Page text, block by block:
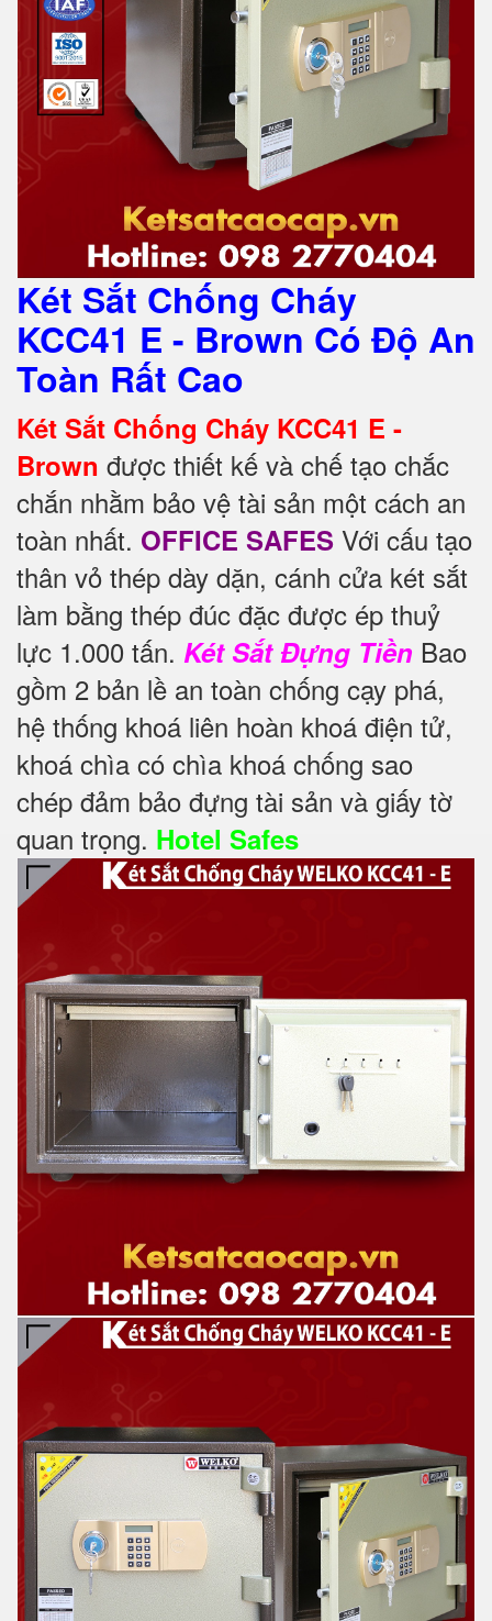
Két Sắt Chống Cháy
KCC41 E - Brown Có Độ An
Toàn Rất Cao
Két Sắt Chống Cháy KCC41 E -
Brown được thiết kế và chế tạo chắc
chắn nhằm bảo vệ tài sản một cách an
toàn nhất. OFFICE SAFES Với cấu tạo
thân vỏ thép dày dặn, cánh cửa két sắt
làm bằng thép đúc đặc được ép thuỷ
lực 1.000 tấn. Két Sắt Đựng Tiền Bao
gồm 2 bản lề an toàn chống cạy phá,
hệ thống khoá liên hoàn khoá điện tử,
khoá chìa có chìa khoá chống sao
chép đảm bảo đựng tài sản và giấy tờ
quan trọng. Hotel Safes